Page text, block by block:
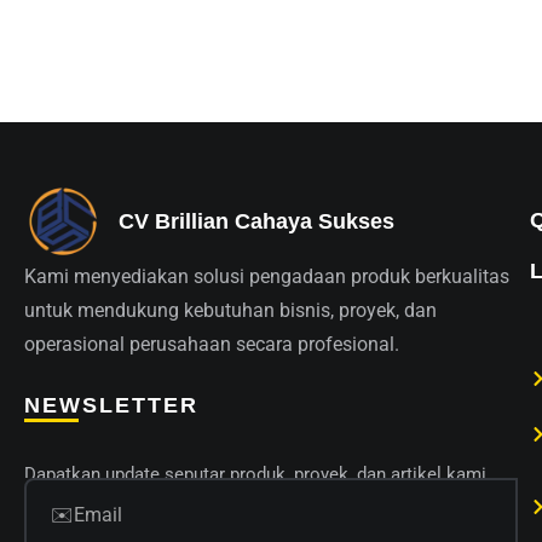
CV Brillian Cahaya Sukses
Kami menyediakan solusi pengadaan produk berkualitas
untuk mendukung kebutuhan bisnis, proyek, dan
operasional perusahaan secara profesional.
NEWSLETTER
Dapatkan update seputar produk, proyek, dan artikel kami.